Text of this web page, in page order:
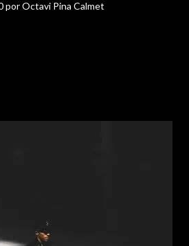
porOctavi Pina Calmet